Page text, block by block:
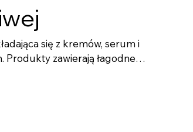
się z kremów, serum i
Produkty zawierają łagodne
substancji zapachowych i